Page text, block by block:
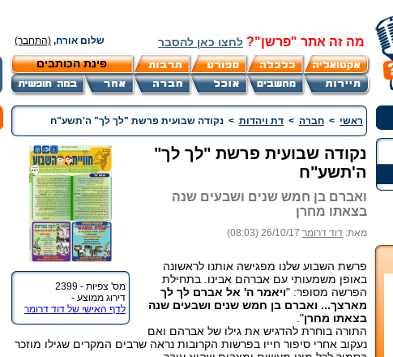
מה זה אתר "פרשן"? לחצו כאן להסבר שלום אורח, (התחבר)
פינת הכותבים
ראשי > חברה > דת ויהדות > נקודה שבועית פרשת "לך לך" ה'תשע"ח
מס' צפיות - 2399
דירוג ממוצע -
לדף האישי של דוד דרומר
נקודה שבועית פרשת "לך לך"
ה'תשע"ח
ואברם בן חמש שנים ושבעים שנה
בצאתו מחרן
מאת: דוד דרומר 26/10/17 (08:03)
פרשת השבוע שלנו מפגישה אותנו לראשונה
באופן משמעותי עם אברהם אבינו. בתחילת
הפרשה מסופר: "ויאמר ה' אל אברם לך לך
מארצך... ואברם בן חמש שנים ושבעים שנה
בצאתו מחרן".
התורה בוחרת להדגיש את גילו של אברהם ואם
נעקוב אחרי סיפור חייו בפרשות הקרובות נראה שרבים המקרים שגילו מוזכר